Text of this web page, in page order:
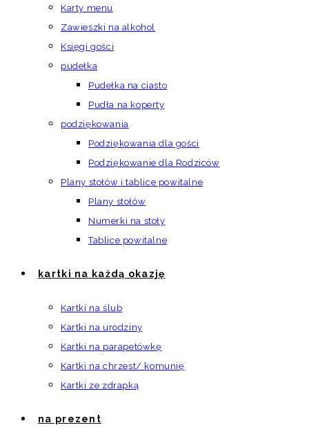
Karty menu
Zawieszki na alkohol
Księgi gości
pudełka
Pudełka na ciasto
Pudła na koperty
podziękowania
Podziękowania dla gości
Podziękowanie dla Rodziców
Plany stołów i tablice powitalne
Plany stołów
Numerki na stoły
Tablice powitalne
kartki na każdą okazję
Kartki na ślub
Kartki na urodziny
Kartki na parapetówkę
Kartki na chrzest/ komunię
Kartki ze zdrapką
na prezent